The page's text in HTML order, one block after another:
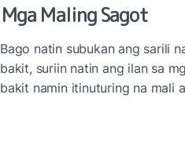
Mga Maling Sagot
Bago natin subukan ang sarili
bakit, suriin natin ang ilan sa
bakit namin itinuturing na mali